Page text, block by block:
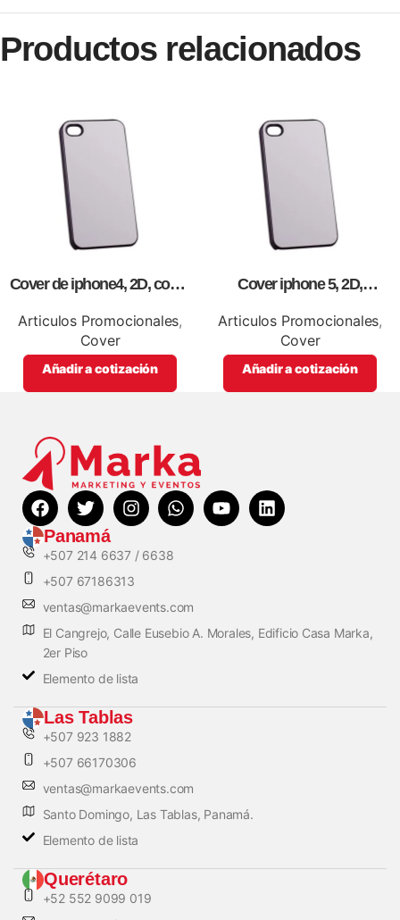
Productos relacionados
Cover de iphone4, 2D, como
Articulos Promocionales,
Cover
Añadir a cotización
Cover iphone 5, 2D,
Articulos Promocionales,
Cover
Añadir a cotización
Panamá
+507 214 6637 / 6638
+507 67186313
ventas@markaevents.com
El Cangrejo, Calle Eusebio A. Morales, Edificio Casa Marka,
2er Piso
Elemento de lista
Las Tablas
+507 923 1882
+507 66170306
ventas@markaevents.com
Santo Domingo, Las Tablas, Panamá.
Elemento de lista
Querétaro
+52 552 9099 019